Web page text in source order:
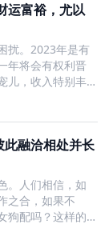
运富裕，尤以
扰。2023年是有
年将会有权利晋
儿，收入特别丰
示着他们的财
融洽相处并长
。人们相信，如
之合，如果不
狗配吗？这样的
，生肖虎男和生